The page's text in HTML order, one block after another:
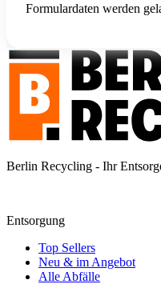
Formulardaten werden
Berlin Recycling - Ihr
Entsorgung
Top Sellers
Neu & im Angebot
Alle Abfälle